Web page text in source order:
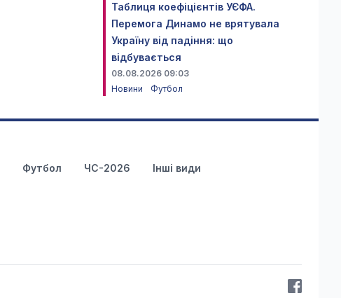
Таблиця коефіцієнтів УЄФА.
Перемога Динамо не врятувала
Україну від падіння: що
відбувається
08.08.2026 09:03
Новини
Футбол
Футбол ЧС-2026 Інші види